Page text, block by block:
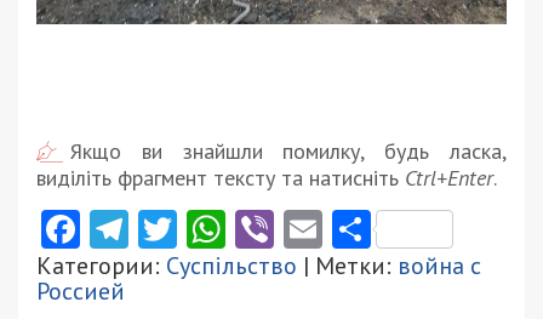
Якщо ви знайшли помилку, будь ласка,
виділіть фрагмент тексту та натисніть Ctrl+Enter.
Facebook
Telegram
Twitter
WhatsApp
ViberEmail
Категории: Суспільство | Метки: война с
Россией